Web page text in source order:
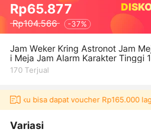
Rp65.877
Rp104.566 -37%
Jam Weker Kring Astronot Jam
i Meja Jam Alarm Karakter Tinggi
170 Terjual
bisa dapat voucher Rp165.000 lagi
Variasi